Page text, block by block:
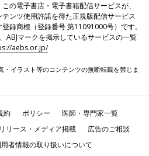
の電子書店・電子書籍配信サービスが、
ンツ使用許諾を得た正規版配信サービス
録商標（登録番号 第11091000号）です。
ABJマークを掲示しているサービスの一覧
aebs.or.jp/
イラスト等のコンテンツの無断転載を禁じま
約 ポリシー
医師・専門家一覧
リース・メディア掲載
広告のご相談
者情報の取り扱いについて